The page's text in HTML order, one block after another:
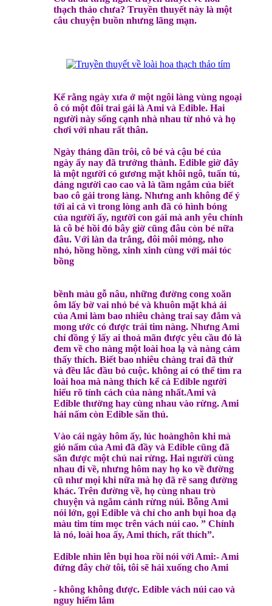
thạch thảo chưa? Truyền thuyết này là một
câu chuyện buồn nhưng lãng mạn.
Kể rằng ngày xưa ở một ngôi làng vùng ngoại
ô có một đôi trai gái là Ami và Edible. Hai
người này sống cạnh nhà nhau từ nhỏ và họ
chơi với nhau rất thân.
Ngày tháng dần trôi, cô bé và cậu bé của
ngày ấy nay đã trưởng thành. Edible giờ đây
là một người có gương mặt khôi ngô, tuấn tú,
dáng người cao cao và là tầm ngắm của biết
bao cô gái trong làng. Nhưng anh không để ý
tới ai cả vì trong lòng anh đã có hình bóng
của người ấy, người con gái mà anh yêu chính
là cô bé hồi đó bây giờ cũng đâu còn bé nữa
đâu. Với làn da trắng, đôi môi mỏng, nho
nhỏ, hồng hồng, xinh xinh cùng với mái tóc
bồng
bềnh màu gỗ nâu, những đường cong xoăn
ôm lấy bờ vai nhỏ bé và khuôn mặt khả ái
của Ami làm bao nhiêu chàng trai say đắm và
mong ước có được trái tim nàng. Nhưng Ami
chỉ đồng ý lấy ai thoả mãn được yêu cầu đó là
đem về cho nàng một loài hoa lạ và nàng cảm
thấy thích. Biết bao nhiêu chàng trai đã thử
và đều lắc đầu bỏ cuộc. không ai có thể tìm ra
loài hoa mà nàng thích kể cả Edible người
hiểu rõ tính cách của nàng nhất.Ami và
Edible thường hay cùng nhau vào rừng. Ami
hái nấm còn Edible săn thú.
Vào cái ngày hôm ấy, lúc hoànghôn khi mà
giỏ nấm của Ami đã đầy và Edible cũng đã
săn được một chú nai rừng. Hai người cùng
nhau đi về, nhưng hôm nay họ ko về đường
cũ như mọi khi nữa mà họ đã rẽ sang đường
khác. Trên đường về, họ cùng nhau trò
chuyện và ngắm cảnh rừng núi. Bỗng Ami
nói lớn, gọi Edible và chỉ cho anh bụi hoa dạ
màu tim tím mọc trên vách núi cao. ” Chính
là nó, loài hoa ấy, Ami thích, rất thích”.
Edible nhìn lên bụi hoa rồi nói với Ami:- Ami
đứng đây chờ tôi, tôi sẽ hái xuống cho Ami
- không không được. Edible vách núi cao và
nguy hiểm lắm